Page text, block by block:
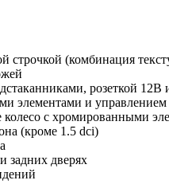
строчкой (комбинация
розеткой
элементами и
с хромированными
(кроме 1.5 dci)
задних дверях